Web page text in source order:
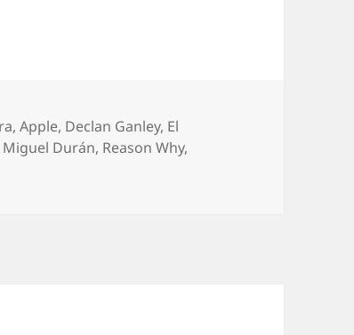
,Apple, Declan Ganley, El
Miguel Durán, Reason Why,